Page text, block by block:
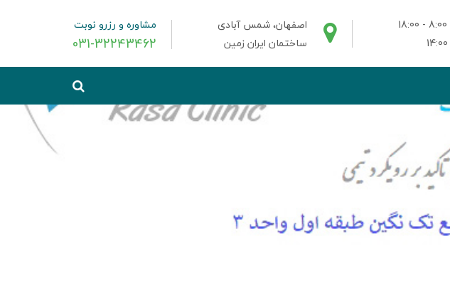
مشاوره و رزرو نوبت
031-32243462
اصفهان، شمس آبادی
ساختمان ایران زمین